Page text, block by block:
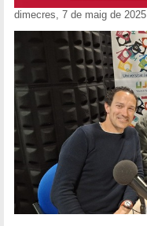
dimecres, 7 de maig de 2025